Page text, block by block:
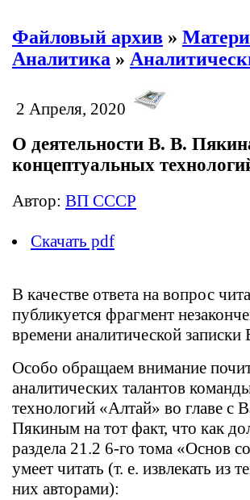
Файловый архив »
Аналитика »
2 Апреля, 2020
О деятельности В. В.
концептуальных
Автор: ВП СССР
Скачать pdf
В качестве ответа на вопрос
публикуется фрагмент
времени аналитической
Особо обращаем внимание
аналитических талантов
технологий «Алтай» во главе с
Пякиным на тот факт, что как
раздела 21.2 6-го тома «Основ
умеет читать (т. е. извлекать из
них авторами):